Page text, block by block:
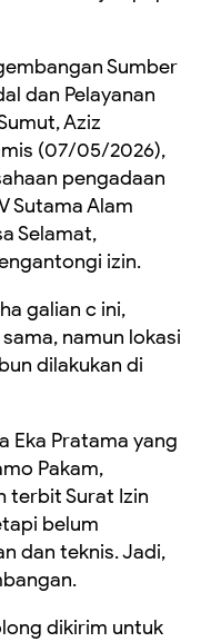
Sumber
dan Pelayanan
Aziz
(07/05/2026),
pengadaan
Sutama Alam
Selamat,
izin.
galian c ini,
namun lokasi
dilakukan di
Eka Pratama yang
Pakam,
terbit Surat Izin
belum
dan teknis. Jadi,
dikirim untuk